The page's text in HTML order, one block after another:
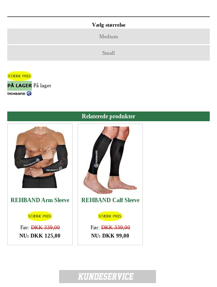
Vælg størrelse
Medium
Small
På lager
Relaterede produkter
REHBAND Arm Sleeve
Før:DKK 339,00
NU: DKK 125,00
REHBAND Calf Sleeve
Før:DKK 339,00
NU: DKK 99,00